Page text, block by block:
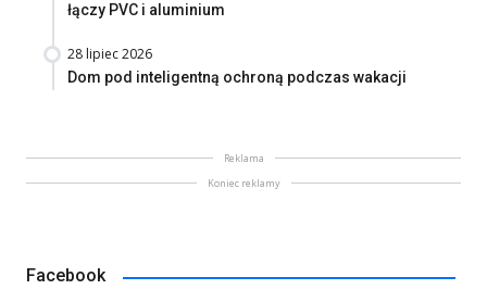
łączy PVC i aluminium
28 lipiec 2026
Dom pod inteligentną ochroną podczas wakacji
Reklama
Koniec reklamy
Facebook